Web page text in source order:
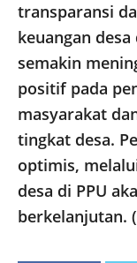
transparansi
keuangan
semakin
positif pada
masyarakat
tingkat desa.
optimis,
desa di PPU
berkelanjutan.